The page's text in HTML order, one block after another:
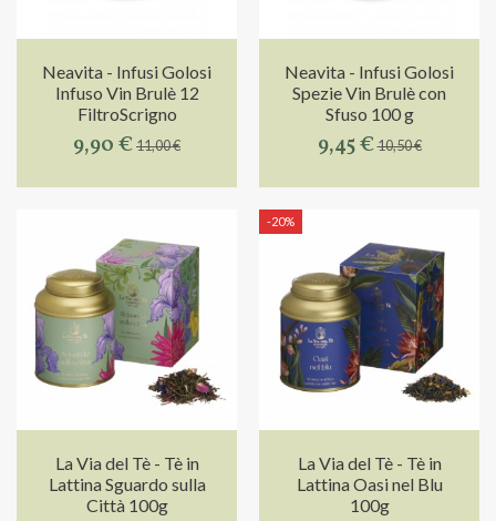
Neavita - Infusi Golosi
Infuso Vin Brulè 12
FiltroScrigno
9,90 €11,00 €
Neavita - Infusi Golosi
Spezie Vin Brulè con
Sfuso 100 g
9,45 €10,50 €
La Via del Tè - Tè in
Lattina Sguardo sulla
Città 100g
-20%
La Via del Tè - Tè in
Lattina Oasi nel Blu
100g